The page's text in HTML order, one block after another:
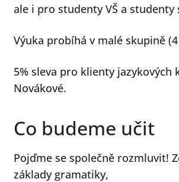
ale i pro studenty VŠ a
Výuka probíhá v malé skupině
5% sleva pro klienty jazykových
Novákové.
Co budeme učit
Pojďme se společně rozmluvit!
základy gramatiky,